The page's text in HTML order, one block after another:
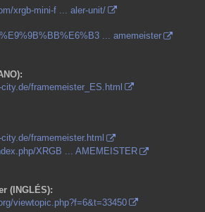
xrgb-mini-f ... aler-unit/
... amemeister
framemeister_ES.html
framemeister.html
XRGB ... AMEMEISTER
(INGLÉS):
viewtopic.php?f=6&t=33450